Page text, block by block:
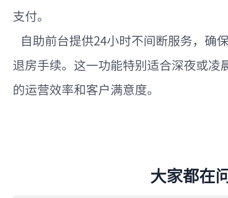
支付。
自助前台提供24小时不间断服务，确
退房手续。这一功能特别适合深夜或凌
的运营效率和客户满意度。
大家都在